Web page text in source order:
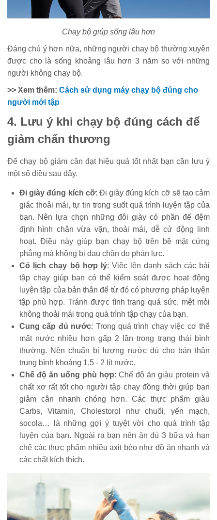
Chạy bộ giúp sống lâu hơn
Đáng chú ý hơn nữa, những người chạy bộ thường xuyên
được cho là sống khoảng lâu hơn 3 năm so với những
người không chạy bộ.
>> Xem thêm: Cách sử dụng máy chạy bộ đúng cho
người mới tập
4. Lưu ý khi chạy bộ đúng cách để
giảm chấn thương
Để chạy bộ giảm cân đạt hiệu quả tốt nhất bạn cần lưu ý
một số điều sau đây.
Đi giày đúng kích cỡ: Đi giày đúng kích cỡ sẽ tạo cảm
giác thoải mái, tự tin trong suốt quá trình luyện tập của
bạn. Nên lựa chọn những đôi giày có phần đế đệm
định hình chân vừa vặn, thoải mái, dễ cử động linh
hoạt. Điều này giúp bạn chạy bộ trên bề mặt cứng
phẳng mà không bị đau chân do phản lực.
Có lịch chạy bộ hợp lý: Việc lên danh sách các bài
tập chạy giúp bạn có thể kiểm soát được hoạt động
luyện tập của bản thân để từ đó có phương pháp luyện
tập phù hợp. Tránh được tình trạng quá sức, mệt mỏi
không thoải mái trong quá trình tập chạy của bạn.
Cung cấp đủ nước: Trong quá trình chạy việc cơ thể
mất nước nhiều hơn gấp 2 lần trong trạng thái bình
thường. Nên chuẩn bị lượng nước đủ cho bản thân
trung bình khoảng 1,5 - 2 lít nước.
Chế độ ăn uống phù hợp: Chế độ ăn giàu protein và
chất xơ rất tốt cho người tập chạy đồng thời giúp bạn
giảm cân nhanh chóng hơn. Các thực phẩm giàu
Carbs, Vitamin, Cholestorol như chuối, yến mạch,
socola… là những gợi ý tuyệt vời cho quá trình tập
luyện của bạn. Ngoài ra bạn nên ăn đủ 3 bữa và hạn
chế các thực phẩm nhiều axit béo như đồ ăn nhanh và
các chất kích thích.